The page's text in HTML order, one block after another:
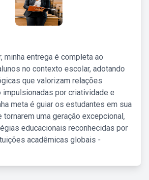
minha entrega é completa ao
no contexto escolar, adotando
que valorizam relações
impulsionadas por criatividade e
meta é guiar os estudantes em sua
tornarem uma geração excepcional,
educacionais reconhecidas por
acadêmicas globais -